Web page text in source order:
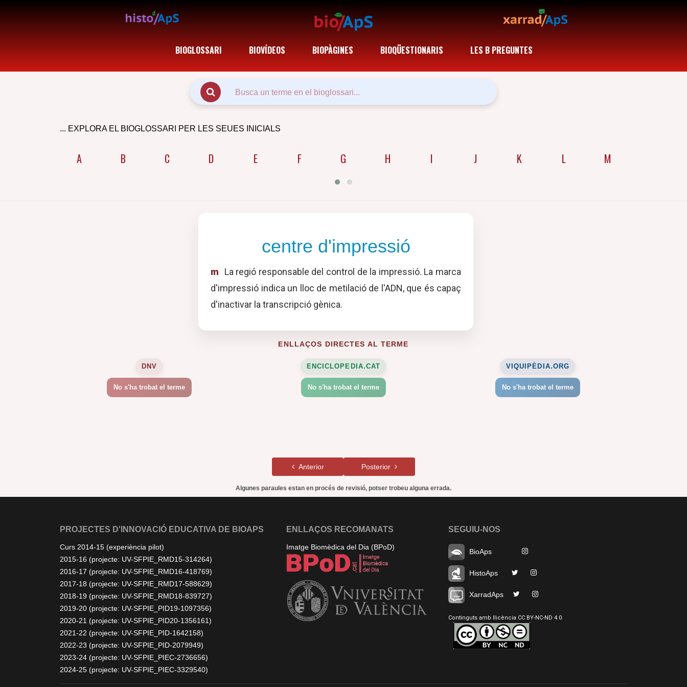
BIOGLOSSARI BIOVÍDEOS BIOPÀGINES BIOQÜESTIONARIS LES B PREGUNTES
... EXPLORA EL BIOGLOSSARI PER LES SEUES INICIALS
A B C D E F G H I J K L M
centre d'impressió
m
La regió responsable del control de la impressió. La marca
d'impressió indica un lloc de metilació de l'ADN, que és capaç
d'inactivar la transcripció gènica.
ENLLAÇOS DIRECTES AL TERME
DNV
No s'ha trobat el terme
ENCICLOPEDIA.CAT
No s'ha trobat el terme
VIQUIPÈDIA.ORG
No s'ha trobat el terme
Anterior Posterior
Algunes paraules estan en procés de revisió, potser trobeu alguna errada.
PROJECTES D'INNOVACIÓ EDUCATIVA DE BIOAPS
Curs 2014-15 (experiència pilot)
2015-16 (projecte: UV-SFPIE_RMD15-314264)
2016-17 (projecte: UV-SFPIE_RMD16-418769)
2017-18 (projecte: UV-SFPIE_RMD17-588629)
2018-19 (projecte: UV-SFPIE_RMD18-839727)
2019-20 (projecte: UV-SFPIE_PID19-1097356)
2020-21 (projecte: UV-SFPIE_PID20-1356161)
2021-22 (projecte: UV-SFPIE_PID-1642158)
2022-23 (projecte: UV-SFPIE_PID-2079949)
2023-24 (projecte: UV-SFPIE_PIEC-2736656)
2024-25 (projecte: UV-SFPIE_PIEC-3329540)
ENLLAÇOS RECOMANATS
Imatge Biomèdica del Dia (BPoD)
SEGUIU-NOS
BioAps
HistoAps
XarradAps
Continguts amb llicència CC BY-NC-ND 4.0